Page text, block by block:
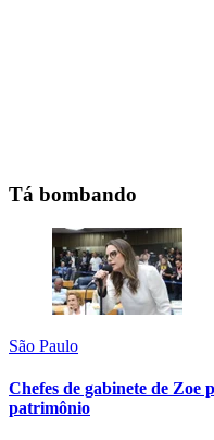
Tá bombando
São Paulo
Chefes de gabinete de Zoe
patrimônio